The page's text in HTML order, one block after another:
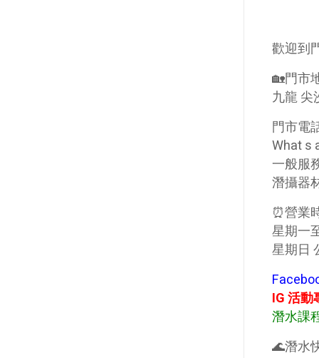
歡迎到
🏡門市
九龍 尖
門市電
What s
一般服
潛攝器
⏰營業
星期一
星期日
IG 活動
潛水課
🌊潛水